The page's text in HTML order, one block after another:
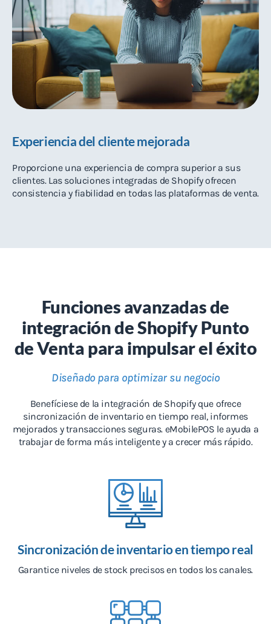
Experiencia del cliente mejorada
Proporcione una experiencia de compra superior a sus
clientes. Las soluciones integradas de Shopify ofrecen
consistencia y fiabilidad en todas las plataformas de venta.
Funciones avanzadas de
integración de Shopify Punto
de Venta para impulsar el éxito
Diseñado para optimizar su negocio
Benefíciese de la integración de Shopify que ofrece
sincronización de inventario en tiempo real, informes
mejorados y transacciones seguras. eMobilePOS le ayuda a
trabajar de forma más inteligente y a crecer más rápido.
Sincronización de inventario en tiempo real
Garantice niveles de stock precisos en todos los canales.